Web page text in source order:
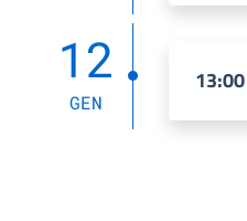
12
GEN